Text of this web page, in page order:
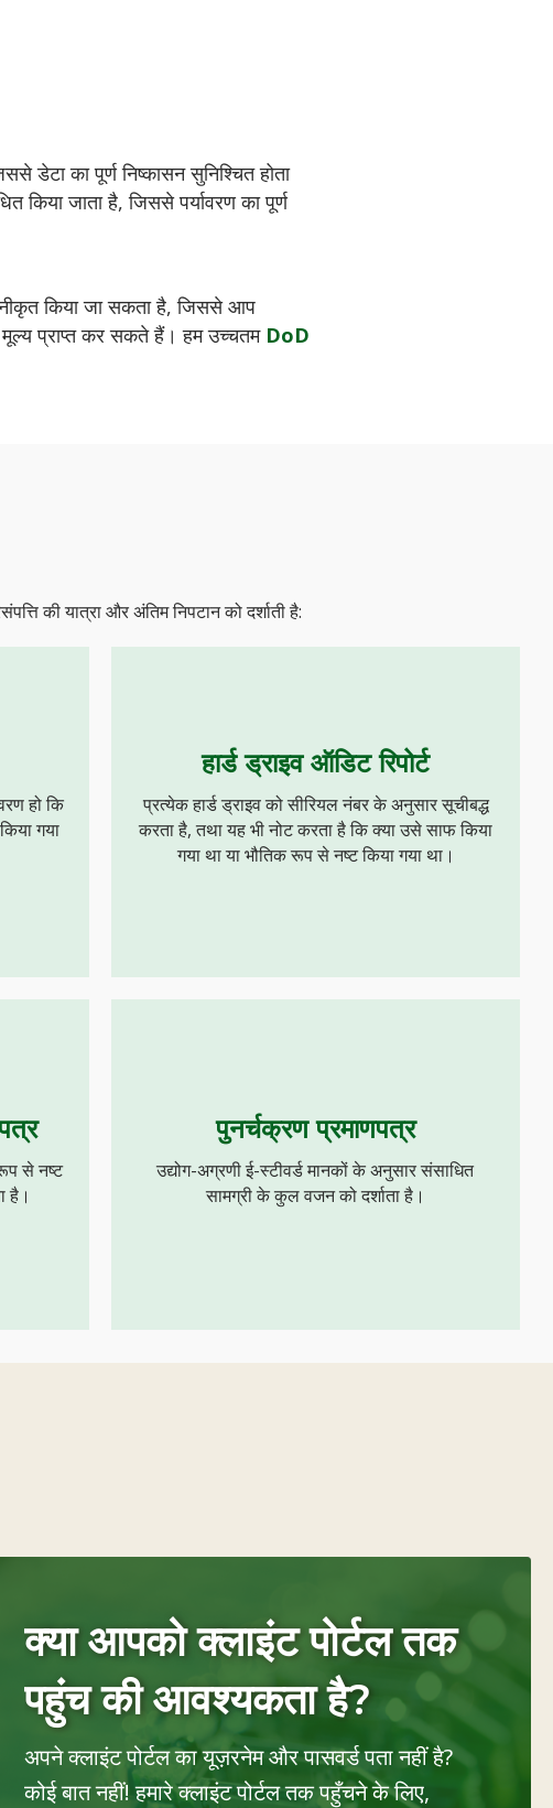
डेटा का पूर्ण निष्कासन सुनिश्चित होता
किया जाता है, जिससे पर्यावरण का पूर्ण
किया जा सकता है, जिससे आप
मूल्य प्राप्त कर सकते हैं। हम उच्चतम DoD
की यात्रा और अंतिम निपटान को दर्शाती है:
हो कि
गया
हार्ड ड्राइव ऑडिट रिपोर्ट
प्रत्येक हार्ड ड्राइव को सीरियल नंबर के अनुसार सूचीबद्ध
करता है, तथा यह भी नोट करता है कि क्या उसे साफ किया
गया था या भौतिक रूप से नष्ट किया गया था।
से नष्ट
है।
पुनर्चक्रण प्रमाणपत्र
उद्योग-अग्रणी ई-स्टीवर्ड मानकों के अनुसार संसाधित
सामग्री के कुल वजन को दर्शाता है।
क्या आपको क्लाइंट पोर्टल तक
पहुंच की आवश्यकता है?
अपने क्लाइंट पोर्टल का यूज़रनेम और पासवर्ड पता नहीं है?
कोई बात नहीं! हमारे क्लाइंट पोर्टल तक पहुँचने के लिए,